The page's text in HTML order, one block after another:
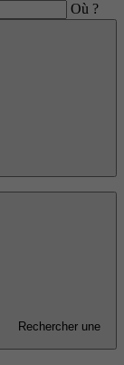
Où ?
Rechercher une